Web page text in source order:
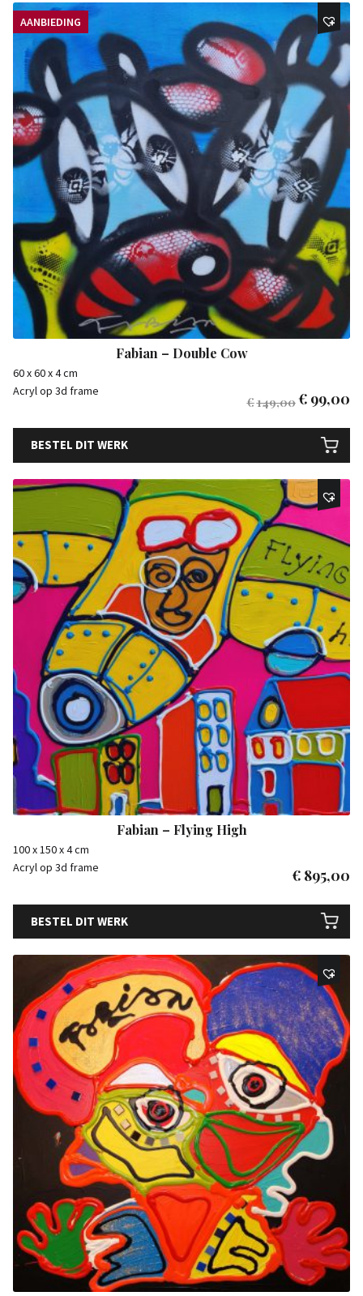
AANBIEDING
Fabian – Double Cow
60 x 60 x 4 cm
Acryl op 3d frame
€149,00€ 99,00
BESTEL DIT WERK
Fabian – Flying High
100 x 150 x 4 cm
Acryl op 3d frame
€ 895,00
BESTEL DIT WERK